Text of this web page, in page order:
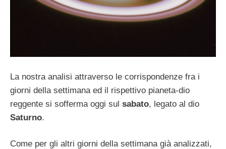
La nostra analisi attraverso le corrispondenze fra i
giorni della settimana ed il rispettivo pianeta-dio
reggente si sofferma oggi sul sabato, legato al dio
Saturno.
Come per gli altri giorni della settimana già analizzati,